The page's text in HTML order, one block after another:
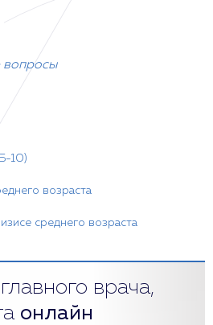
вопросы
10)
возраста
среднего возраста
врача,
онлайн